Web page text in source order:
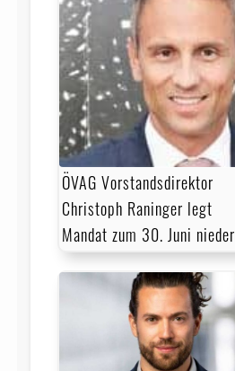
ÖVAG Vorstandsdirektor
Christoph Raninger legt
Mandat zum 30. Juni nieder